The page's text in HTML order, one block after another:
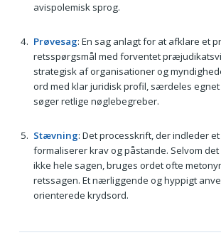
avispolemisk sprog.
Prøvesag: En sag anlagt for at afklare et
retsspørgsmål med forventet
strategisk af organisationer og
ord med klar juridisk profil, særdeles
søger retlige nøglebegreber.
Stævning: Det processkrift, der indleder
formaliserer krav og påstande. Selvom
ikke hele sagen, bruges ordet ofte
retssagen. Et nærliggende og hyppigt
orienterede krydsord.